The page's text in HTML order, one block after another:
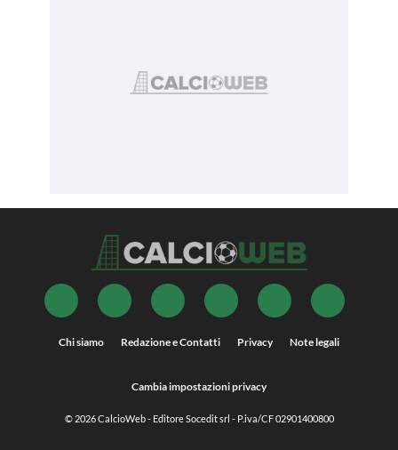
Chi siamo Redazione e Contatti Privacy Note legali
Cambia impostazioni privacy
© 2026CalcioWeb- Editore Socedit srl - P.iva/CF 02901400800